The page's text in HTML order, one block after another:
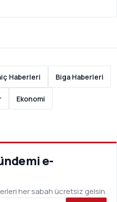
Haberleri Biga Haberleri
Ekonomi
e-
her sabah ücretsiz gelsin.